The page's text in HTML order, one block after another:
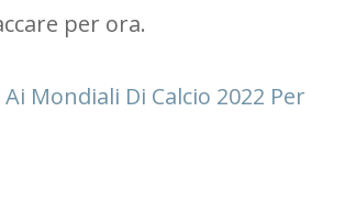
per ora.
Mondiali Di Calcio 2022 Per